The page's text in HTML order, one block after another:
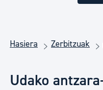
Hasiera Zerbitzuak
Udako